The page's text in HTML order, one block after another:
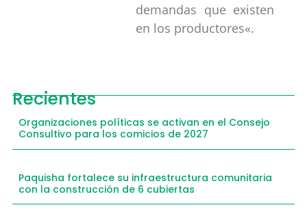
demandas que existen
en los productores«.
Recientes
Organizaciones políticas se activan en el Consejo
Consultivo para los comicios de 2027
Paquisha fortalece su infraestructura comunitaria
con la construcción de 6 cubiertas